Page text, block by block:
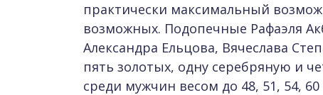
практически максимальный
возможных. Подопечные Рафаэля
Александра Ельцова, Вячеслава
пять золотых, одну серебряную и
среди мужчин весом до 48, 51, 54,